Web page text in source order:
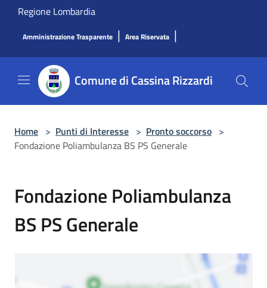
Salta al contenuto principale
Regione Lombardia
Amministrazione Trasparente | Area Riservata |
Comune di Cassina Rizzardi
Home > Punti di Interesse > Pronto soccorso >
Fondazione Poliambulanza BS PS Generale
Fondazione Poliambulanza
BS PS Generale